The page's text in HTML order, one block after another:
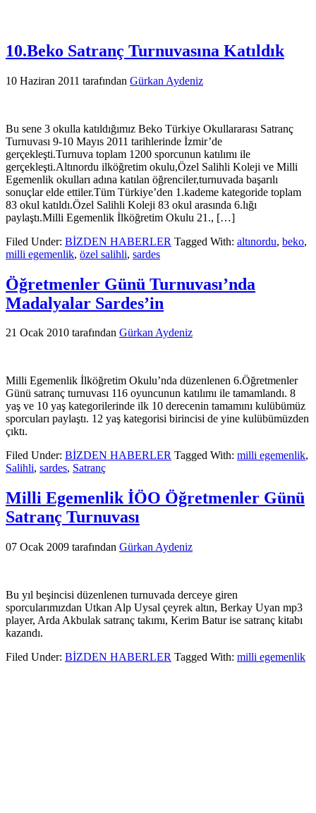
10.Beko Satranç Turnuvasına Katıldık
10 Haziran 2011 tarafından Gürkan Aydeniz
Bu sene 3 okulla katıldığımız Beko Türkiye Okullararası Satranç
Turnuvası 9-10 Mayıs 2011 tarihlerinde İzmir’de
gerçekleşti.Turnuva toplam 1200 sporcunun katılımı ile
gerçekleşti.Altınordu ilköğretim okulu,Özel Salihli Koleji ve Milli
Egemenlik okulları adına katılan öğrenciler,turnuvada başarılı
sonuçlar elde ettiler.Tüm Türkiye’den 1.kademe kategoride toplam
83 okul katıldı.Özel Salihli Koleji 83 okul arasında 6.lığı
paylaştı.Milli Egemenlik İlköğretim Okulu 21., […]
Filed Under: BİZDEN HABERLER Tagged With: altınordu, beko,
milli egemenlik, özel salihli, sardes
Öğretmenler Günü Turnuvası’nda
Madalyalar Sardes’in
21 Ocak 2010 tarafından Gürkan Aydeniz
Milli Egemenlik İlköğretim Okulu’nda düzenlenen 6.Öğretmenler
Günü satranç turnuvası 116 oyuncunun katılımı ile tamamlandı. 8
yaş ve 10 yaş kategorilerinde ilk 10 derecenin tamamını kulübümüz
sporcuları paylaştı. 12 yaş kategorisi birincisi de yine kulübümüzden
çıktı.
Filed Under: BİZDEN HABERLER Tagged With: milli egemenlik,
Salihli, sardes, Satranç
Milli Egemenlik İÖO Öğretmenler Günü
Satranç Turnuvası
07 Ocak 2009 tarafından Gürkan Aydeniz
Bu yıl beşincisi düzenlenen turnuvada derceye giren
sporcularımızdan Utkan Alp Uysal çeyrek altın, Berkay Uyan mp3
player, Arda Akbulak satranç takımı, Kerim Batur ise satranç kitabı
kazandı.
Filed Under: BİZDEN HABERLER Tagged With: milli egemenlik